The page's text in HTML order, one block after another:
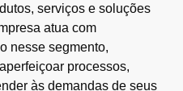
serviços e soluções
atua com
nesse segmento,
processos,
às demandas de seus